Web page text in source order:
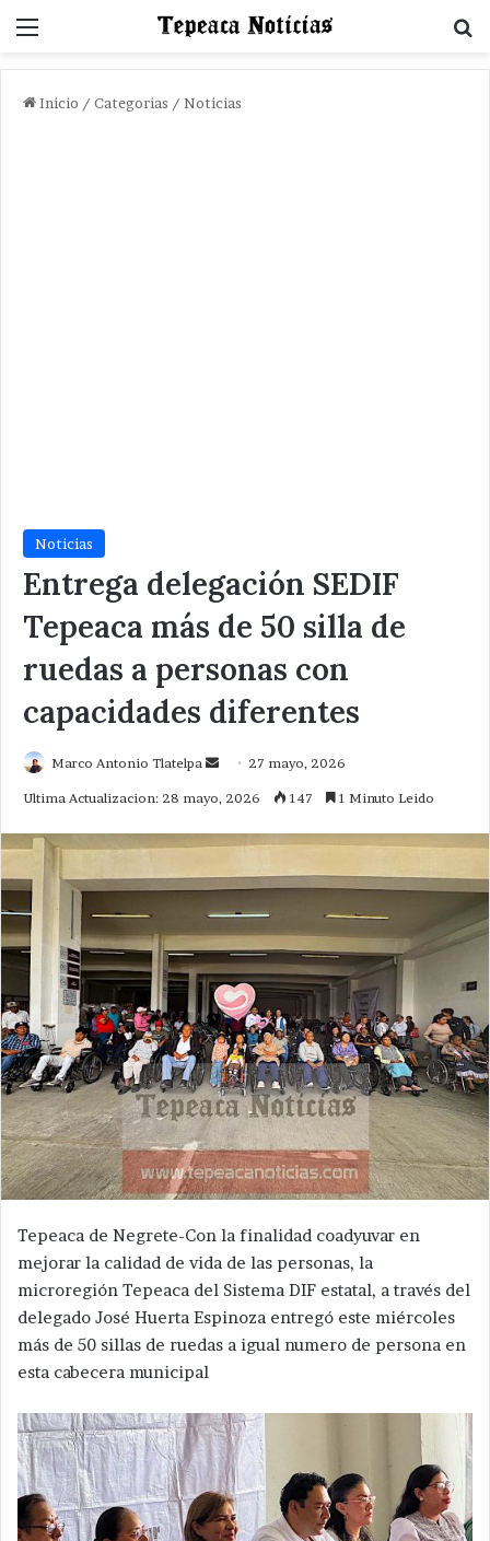
Menu
Inicio / Categorias / Noticias
Noticias
Entrega delegación SEDIF
Tepeaca más de 50 silla de
ruedas a personas con
capacidades diferentes
Marco Antonio Tlatelpa
Send 27 mayo, 2026
Ultima Actualizacion: 28 mayo, 2026 147 1 Minuto Leido
Tepeaca de Negrete-Con la finalidad coadyuvar en
mejorar la calidad de vida de las personas, la
microregión Tepeaca del Sistema DIF estatal, a través del
delegado José Huerta Espinoza entregó este miércoles
más de 50 sillas de ruedas a igual numero de persona en
esta cabecera municipal